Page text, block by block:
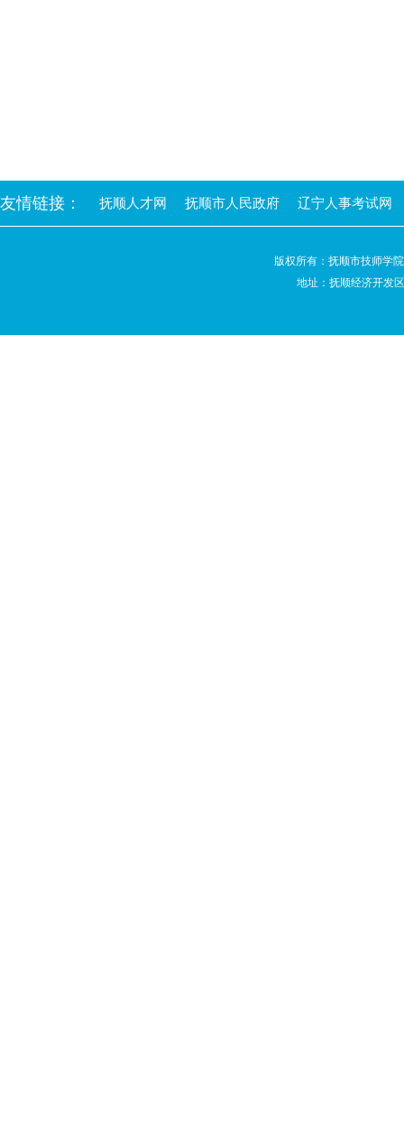
友情链接： 抚顺人才网 抚顺市人民政府 辽宁人事考试网
版权所有：抚顺市技师学
地址：抚顺经济开发